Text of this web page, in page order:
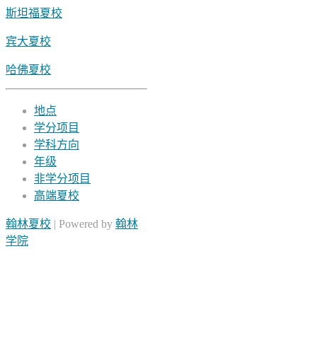
斯坦福夏校
宾大夏校
哈佛夏校
地点
学分项目
学科方向
年级
非学分项目
高端夏校
翰林夏校 | Powered by 翰林
学院